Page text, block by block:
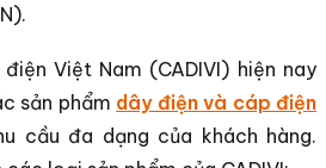
Việt Nam (CADIVI) hiện nay
sản phẩm dây điện và cáp điện
cầu đa dạng của khách hàng.